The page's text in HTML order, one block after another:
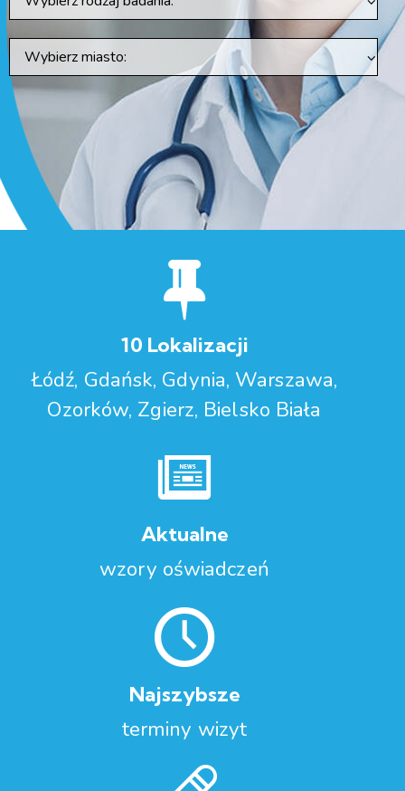
10 Lokalizacji
Łódź, Gdańsk, Gdynia, Warszawa,
Ozorków, Zgierz, Bielsko Biała
Aktualne
wzory oświadczeń
Najszybsze
terminy wizyt